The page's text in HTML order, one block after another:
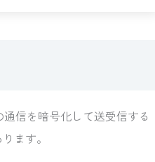
信を暗号化して送受信する
ます。